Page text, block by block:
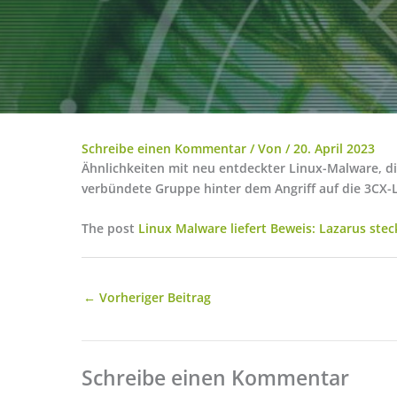
Schreibe einen Kommentar / Von /20. April 2023
Ähnlichkeiten mit neu entdeckter Linux-Malware,
verbündete Gruppe hinter dem Angriff auf die
The post Linux Malware liefert Beweis: Lazarus
← Vorheriger Beitrag
Schreibe einen Kommentar